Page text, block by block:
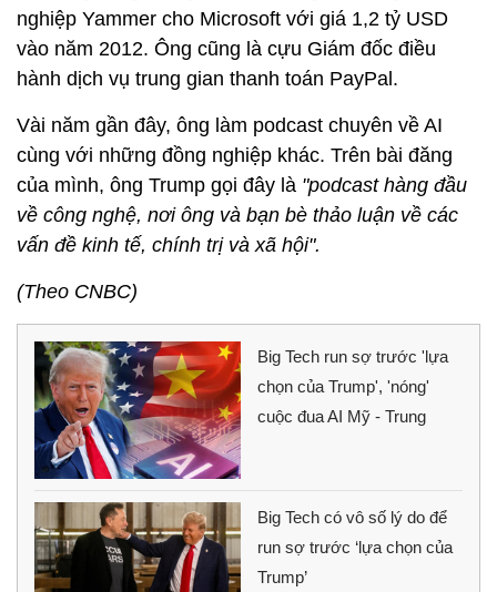
nghiệp Yammer cho Microsoft với giá 1,2 tỷ USD
vào năm 2012. Ông cũng là cựu Giám đốc điều
hành dịch vụ trung gian thanh toán PayPal.
Vài năm gần đây, ông làm podcast chuyên về AI
cùng với những đồng nghiệp khác. Trên bài đăng
của mình, ông Trump gọi đây là "podcast hàng đầu
về công nghệ, nơi ông và bạn bè thảo luận về các
vấn đề kinh tế, chính trị và xã hội".
(Theo CNBC)
Big Tech run sợ trước 'lựa
chọn của Trump', 'nóng'
cuộc đua AI Mỹ - Trung
Big Tech có vô số lý do để
run sợ trước ‘lựa chọn của
Trump’